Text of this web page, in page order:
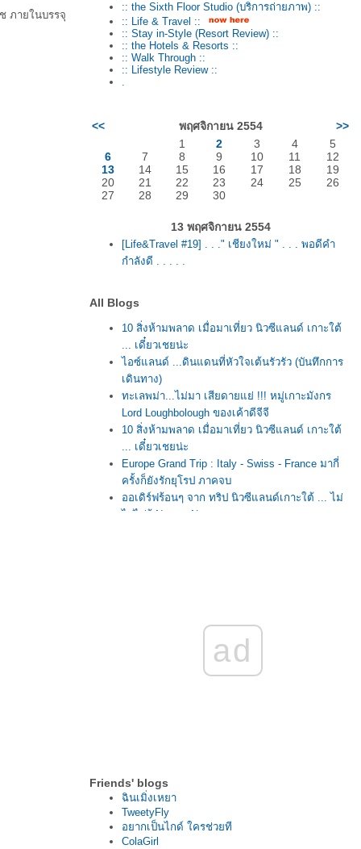
ภายในบรรจุ
:: the Sixth Floor Studio (บริการถ่ายภาพ) ::
:: Life & Travel ::
:: Stay in-Style (Resort Review) ::
:: the Hotels & Resorts ::
:: Walk Through ::
:: Lifestyle Review ::
.
<< พฤศจิกายน 2554
>>
1
2 3 4
5
6
7 8 9 10 11
12
13
14 15 16 17 18
19
20
21 22 23 24 25
26
27
28 29 30
13 พฤศจิกายน 2554
[Life&Travel #19] . . ." เชียงใหม่ " . . . พอดีคำ
กำลังดี . . . . .
All Blogs
10 สิ่งห้ามพลาด เมื่อมาเที่ยว นิวซีแลนด์ เกาะใต้
... เดี๋ยวเชยน่ะ
ไอซ์แลนด์ ...ดินแดนที่หัวใจเต้นรัวรัว (บันทึกการ
เดินทาง)
ทะเลพม่า...ไม่มา เสียดายแย่ !!! หมู่เกาะมังกร
Lord Loughbolough ของเค้าดีจีจี
10 สิ่งห้ามพลาด เมื่อมาเที่ยว นิวซีแลนด์ เกาะใต้
... เดี๋ยวเชยน่ะ
Europe Grand Trip : Italy - Swiss - France มากี่
ครั้งก็ยังรักยุโรป ภาคจบ
ออเดิร์ฟร้อนๆ จาก ทริป นิวซีแลนด์เกาะใต้ ... ไม่
ไปไม่รู้ Now or Never
ไปเที่ยว โอกินาว่า กันเถอะ ... เมื่อหลาย "ความ
ลับ" ถูกเปิดเผยที่นี่ ...
ไปสวนสยามกัน กับ มหกรรมหุ่นโคมไฟอาเซียน
พร้อมเล่นเครื่องเล่นไม่อั้นในราคาเพียง 350 บาท
ไปฮอกไกโดกันเถอะ ... กินหนักจัดเต็ม ฟินมากก
กกกกก
ไปสมุยกันเถอะ ... บินดี อยู่ดี แพกเกจสุดคุ้มจาก
บางกอกแอร์เวย์ส ...ไม่ไปได้ไง
ITALY 7 DAYS IN MEMORY ... อิตาลี ..
ad
Friends' blogs
ฉินเมิ่งเหยา
TweetyFly
อยากเป็นไกด์ ใครช่วยที
ColaGirl